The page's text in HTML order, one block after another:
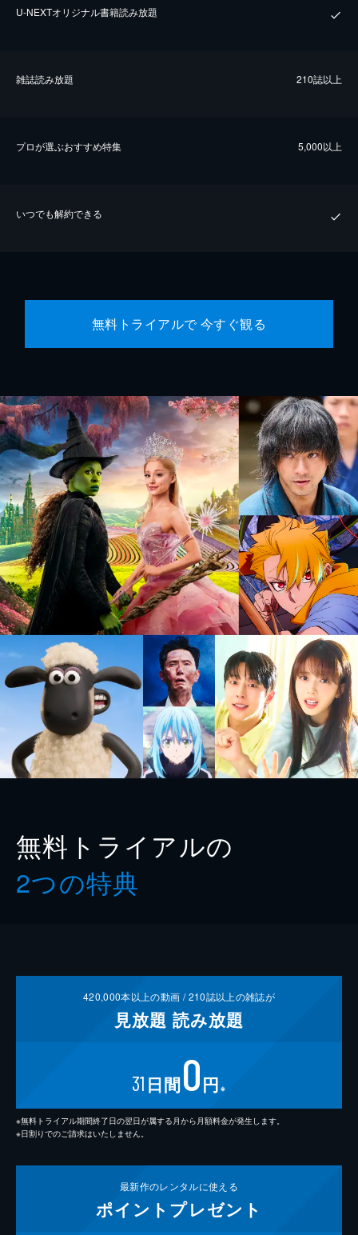
U-NEXTオリジナル書籍読み放題
雑誌読み放題 210誌以上
プロが選ぶおすすめ特集 5,000以上
いつでも解約できる
無料トライアルで 今すぐ観る
無料トライアルの
2つの特典
420,000本以上の動画 /210誌以上の雑誌が
見放題 読み放題
31 日間0円 ※
※無料トライアル期間終了日の翌日が属する月から月額料金が発生します。
※日割りでのご請求はいたしません。
最新作のレンタルに使える
ポイント プレゼント